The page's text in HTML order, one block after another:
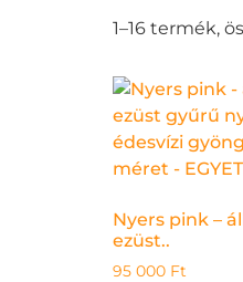
1–16 termék,
Nyers pink –
ezüst..
95 000 Ft